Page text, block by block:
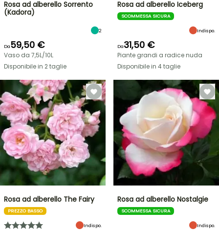
Rosa ad alberello Sorrento
(Kadora)
2
Da59,50 €
Vaso da 7,5L/10L
Disponibile in 2 taglie
Rosa ad alberello Iceberg
SCOMMESSA SICURA
Indispo.
Da31,50 €
Piante grandi a radice nuda
Disponibile in 4 taglie
Rosa ad alberello The Fairy
PREZZO BASSO
Indispo.
Rosa ad alberello Nostalgie
SCOMMESSA SICURA
Indispo.